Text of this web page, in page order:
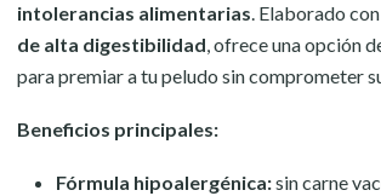
intolerancias alimentarias. Elaborado con
de alta digestibilidad, ofrece una opción
para premiar a tu peludo sin comprometer
Beneficios principales:
Fórmula hipoalergénica:sin carne